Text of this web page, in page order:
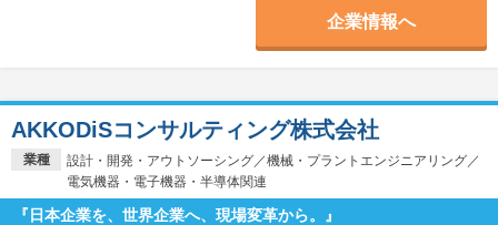
企業情報へ
業種
設計・開発・アウトソーシング／機械・プラントエンジニアリング／
電気機器・電子機器・半導体関連
AKKODiSコンサルティング株式会社
『日本企業を、世界企業へ、現場変革から。』